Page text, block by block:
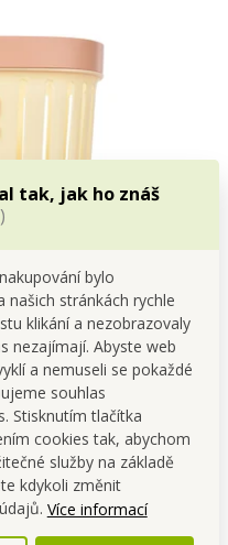
tak, jak ho znáš
bylo
našich stránkách rychle
klikání a nezobrazovaly
nezajímají. Abyste web
a nemuseli se pokaždé
souhlas
Stisknutím tlačítka
cookies tak, abychom
služby na základě
kdykoli změnit
Více informací
s odnímatelným
objem cca 12 l.